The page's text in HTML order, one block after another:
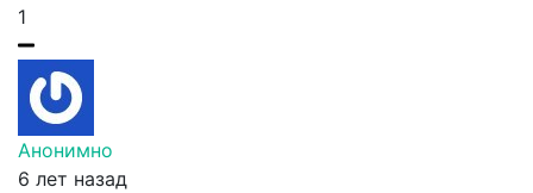
1
Анонимно
6 лет назад